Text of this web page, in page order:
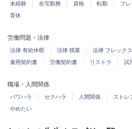
未経験
在宅勤務 資格 転勤 フレ
育休
労働問題・法律
法律 有給休暇 法律 残業 法律 フレックス
雇用契約書
労働契約書 リストラ 試
職場・人間関係
パワハラ セクハラ 人間関係 ストレ
やめたい